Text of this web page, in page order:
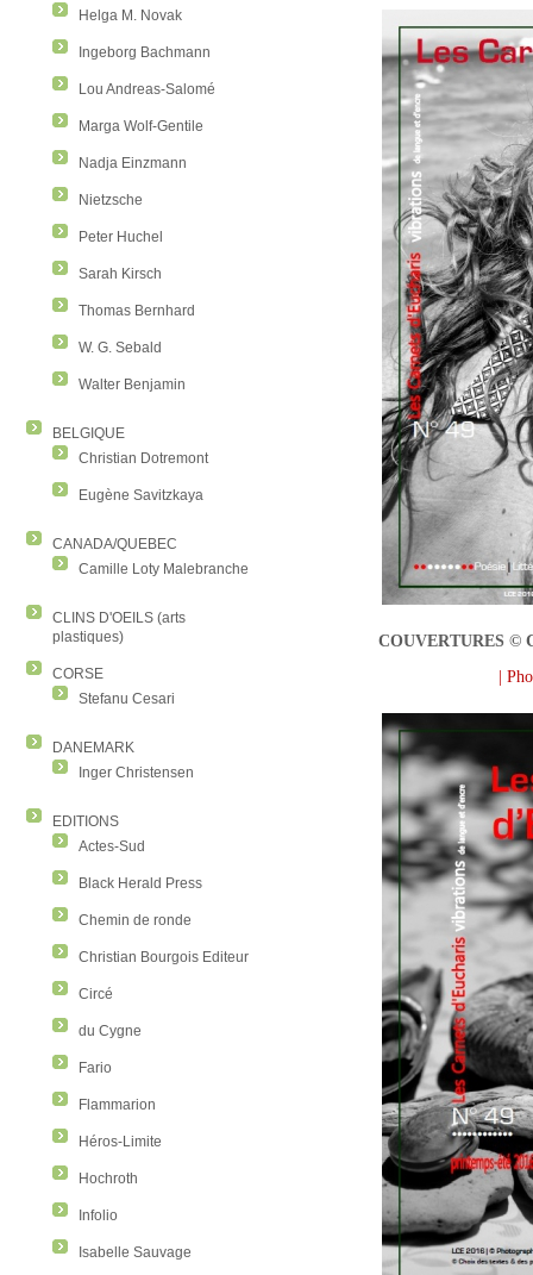
Helga M. Novak
Ingeborg Bachmann
Lou Andreas-Salomé
Marga Wolf-Gentile
Nadja Einzmann
Nietzsche
Peter Huchel
Sarah Kirsch
Thomas Bernhard
W. G. Sebald
Walter Benjamin
BELGIQUE
Christian Dotremont
Eugène Savitzkaya
CANADA/QUEBEC
Camille Loty Malebranche
CLINS D'OEILS (arts
plastiques)
CORSE
Stefanu Cesari
DANEMARK
Inger Christensen
EDITIONS
Actes-Sud
Black Herald Press
Chemin de ronde
Christian Bourgois Editeur
Circé
du Cygne
Fario
Flammarion
Héros-Limite
Hochroth
Infolio
Isabelle Sauvage
COUVERTURES ©
|